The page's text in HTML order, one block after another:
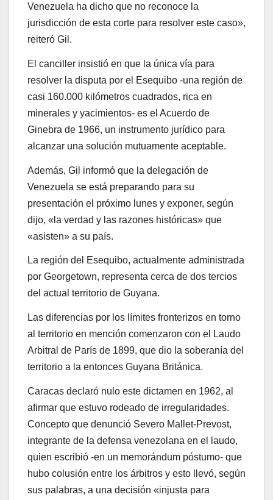
Venezuela ha dicho que no reconoce la
jurisdicción de esta corte para resolver este caso»,
reiteró Gil.
El canciller insistió en que la única vía para
resolver la disputa por el Esequibo -una región de
casi 160.000 kilómetros cuadrados, rica en
minerales y yacimientos- es el Acuerdo de
Ginebra de 1966, un instrumento jurídico para
alcanzar una solución mutuamente aceptable.
Además, Gil informó que la delegación de
Venezuela se está preparando para su
presentación el próximo lunes y exponer, según
dijo, «la verdad y las razones históricas» que
«asisten» a su país.
La región del Esequibo, actualmente administrada
por Georgetown, representa cerca de dos tercios
del actual territorio de Guyana.
Las diferencias por los límites fronterizos en torno
al territorio en mención comenzaron con el Laudo
Arbitral de París de 1899, que dio la soberanía del
territorio a la entonces Guyana Británica.
Caracas declaró nulo este dictamen en 1962, al
afirmar que estuvo rodeado de irregularidades.
Concepto que denunció Severo Mallet-Prevost,
integrante de la defensa venezolana en el laudo,
quien escribió -en un memorándum póstumo- que
hubo colusión entre los árbitros y esto llevó, según
sus palabras, a una decisión «injusta para